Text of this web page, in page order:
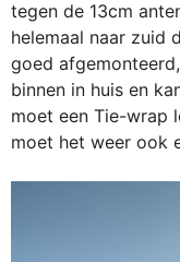
tegen de 13cm
helemaal naar zuid
goed
binnen in huis en
moet een Tie-wrap
moet het weer ook